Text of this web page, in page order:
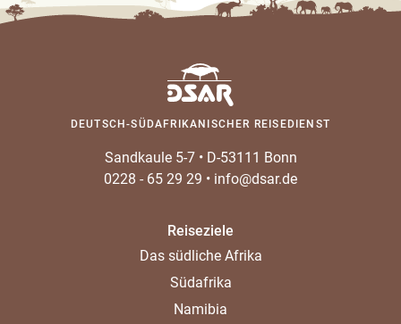
DEUTSCH-SÜDAFRIKANISCHER REISEDIENST
Sandkaule 5-7• D-53111 Bonn
0228 - 65 29 29 • info@dsar.de
Reiseziele
Das südliche Afrika
Südafrika
Namibia